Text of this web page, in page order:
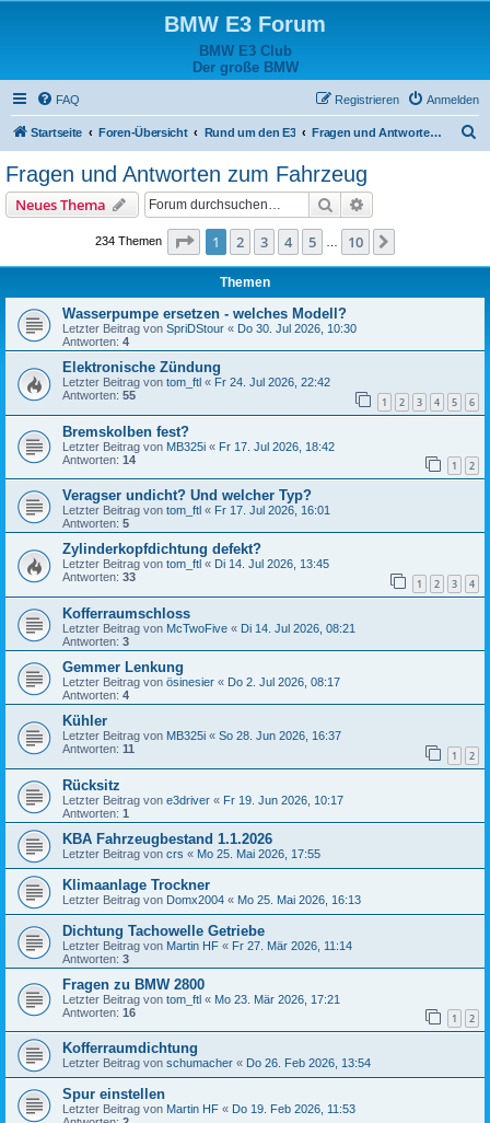
BMW E3 Forum
BMW E3 Club
Der große BMW
FAQ Anmelden
Registrieren
Startseite Foren-Übersicht Rund um den E3 Fragen und Antworten zum Fahrzeug
Fragen und Antworten zum Fahrzeug
Neues Thema Suche
234 Themen Seite 1von 10
1 2 3 4 5 10
Themen
Wasserpumpe ersetzen - welches Modell?
Letzter Beitrag von SpriDStour « Do 30. Jul 2026, 10:30
Antworten: 4
Elektronische Zündung
Letzter Beitrag von tom_ftl « Fr 24. Jul 2026, 22:42
Antworten: 55 1 2 3 4 5 6
Bremskolben fest?
Letzter Beitrag von MB325i « Fr 17. Jul 2026, 18:42
Antworten: 14 1 2
Veragser undicht? Und welcher Typ?
Letzter Beitrag von tom_ftl « Fr 17. Jul 2026, 16:01
Antworten: 5
Zylinderkopfdichtung defekt?
Letzter Beitrag von tom_ftl « Di 14. Jul 2026, 13:45
Antworten: 33 1 2 3 4
Kofferraumschloss
Letzter Beitrag von McTwoFive « Di 14. Jul 2026, 08:21
Antworten: 3
Gemmer Lenkung
Letzter Beitrag von ösinesier « Do 2. Jul 2026, 08:17
Antworten: 4
Kühler
Letzter Beitrag von MB325i « So 28. Jun 2026, 16:37
Antworten: 11 1 2
Rücksitz
Letzter Beitrag von e3driver « Fr 19. Jun 2026, 10:17
Antworten: 1
KBA Fahrzeugbestand 1.1.2026
Letzter Beitrag von crs « Mo 25. Mai 2026, 17:55
Klimaanlage Trockner
Letzter Beitrag von Domx2004 « Mo 25. Mai 2026, 16:13
Dichtung Tachowelle Getriebe
Letzter Beitrag von Martin HF « Fr 27. Mär 2026, 11:14
Antworten: 3
Fragen zu BMW 2800
Letzter Beitrag von tom_ftl « Mo 23. Mär 2026, 17:21
Antworten: 16 1 2
Kofferraumdichtung
Letzter Beitrag von schumacher « Do 26. Feb 2026, 13:54
Spur einstellen
Letzter Beitrag von Martin HF « Do 19. Feb 2026, 11:53